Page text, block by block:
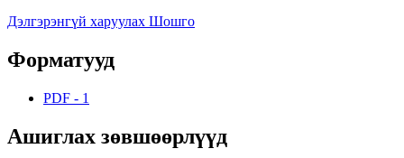
Дэлгэрэнгүй харуулах Шошго
Форматууд
PDF - 1
Ашиглах зөвшөөрлүүд